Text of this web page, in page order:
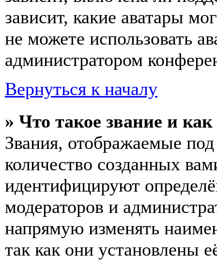
зависит, какие аватары
не можете использовать
администратором
Вернуться к началу
» Что такое звание и
Звания, отображаемые
количество созданных
идентифицируют
модераторов и
напрямую изменять
так как они установлены